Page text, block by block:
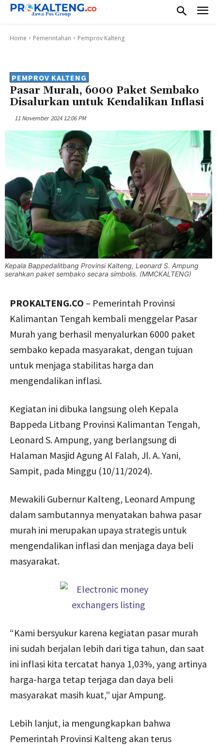
Home Pemerintahan Pemprov Kalteng
PEMPROV KALTENG
Pasar Murah, 6000 Paket Sembako
Disalurkan untuk Kendalikan Inflasi
11 November 2024 12:06 PM
Kepala Bappedalitbang Provinsi Kalteng, Leonard S. Ampung
serahkan paket sembako secara simbolis. (MMCKALTENG)
PROKALTENG.CO – Pemerintah Provinsi
Kalimantan Tengah kembali menggelar Pasar
Murah yang berhasil menyalurkan 6000 paket
sembako kepada masyarakat, dengan tujuan
untuk menjaga stabilitas harga dan
mengendalikan inflasi.
Kegiatan ini dibuka langsung oleh Kepala
Bappeda Litbang Provinsi Kalimantan Tengah,
Leonard S. Ampung, yang berlangsung di
Halaman Masjid Agung Al Falah, Jl. A. Yani,
Sampit, pada Minggu (10/11/2024).
Mewakili Gubernur Kalteng, Leonard Ampung
dalam sambutannya menyatakan bahwa pasar
murah ini merupakan upaya strategis untuk
mengendalikan inflasi dan menjaga daya beli
masyarakat.
“Kami bersyukur karena kegiatan pasar murah
ini sudah berjalan lebih dari tiga tahun, dan saat
ini inflasi kita tercatat hanya 1,03%, yang artinya
harga-harga tetap terjaga dan daya beli
masyarakat masih kuat,” ujar Ampung.
Lebih lanjut, ia mengungkapkan bahwa
Pemerintah Provinsi Kalteng akan terus